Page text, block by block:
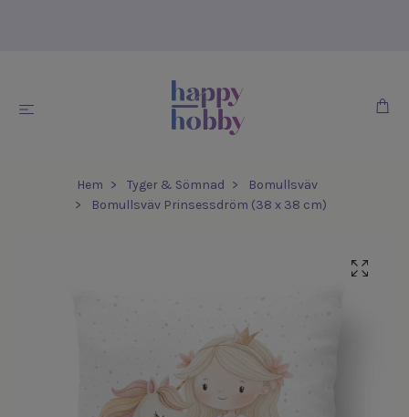
Hem Tyger & Sömnad
Bomullsväv
Bomullsväv Prinsessdröm (38 x 38 cm)